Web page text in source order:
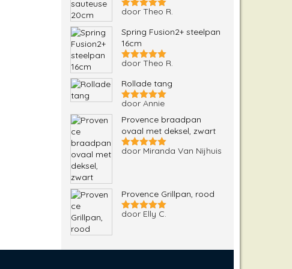
Gewaardeerd
door Theo R.
Spring Fusion2+ steelpan
16cm
Gewaardeerd
door Theo R.
Rollade tang
Gewaardeerd
door Annie
Provence braadpan
ovaal met deksel, zwart
Gewaardeerd
door Miranda Van Nijhuis
Provence Grillpan, rood
Gewaardeerd
door Elly C.